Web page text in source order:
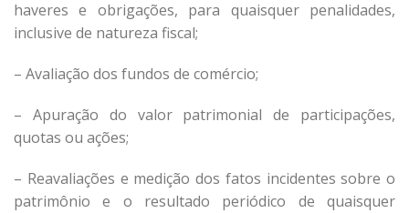
haveres e obrigações, para quaisquer penalidades,
inclusive de natureza fiscal;
– Avaliação dos fundos de comércio;
– Apuração do valor patrimonial de participações,
quotas ou ações;
– Reavaliações e medição dos fatos incidentes sobre o
patrimônio e o resultado periódico de quaisquer